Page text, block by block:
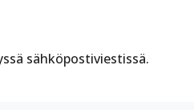
sähköpostiviestissä.